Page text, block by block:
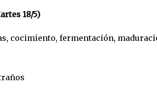
18/5)
cocimiento, fermentación,